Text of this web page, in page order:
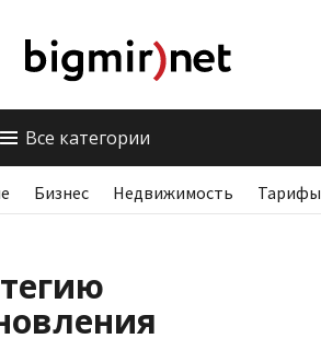
Все категории
Бизнес Недвижимость Тарифы